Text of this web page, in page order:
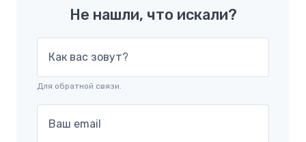
Не нашли, что искали?
Как вас зовут?
Для обратной связи.
Ваш email